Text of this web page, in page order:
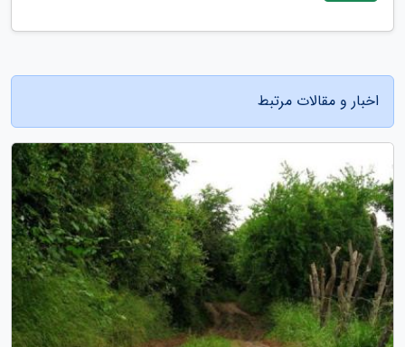
اخبار و مقالات مرتبط